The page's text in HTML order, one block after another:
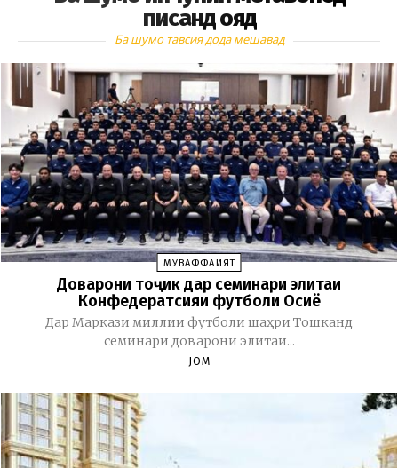
писанд ояд
Ба шумо тавсия дода мешавад
МУВАФФАҚИЯТ
Доварони тоҷик дар семинари элитаи
Конфедератсияи футболи Осиё
Дар Маркази миллии футболи шаҳри Тошканд
семинари доварони элитаи...
JOM